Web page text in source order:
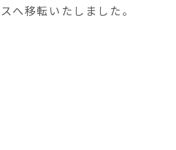
移転いたしました。